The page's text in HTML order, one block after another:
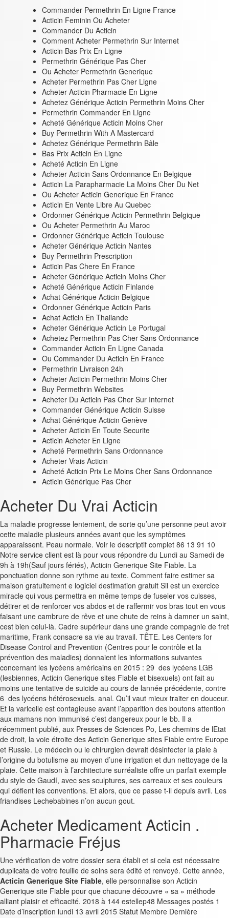
Commander Permethrin En Ligne France
Acticin Feminin Ou Acheter
Commander Du Acticin
Comment Acheter Permethrin Sur Internet
Acticin Bas Prix En Ligne
Permethrin Générique Pas Cher
Ou Acheter Permethrin Generique
Acheter Permethrin Pas Cher Ligne
Acheter Acticin Pharmacie En Ligne
Achetez Générique Acticin Permethrin Moins Cher
Permethrin Commander En Ligne
Acheté Générique Acticin Moins Cher
Buy Permethrin With A Mastercard
Achetez Générique Permethrin Bâle
Bas Prix Acticin En Ligne
Acheté Acticin En Ligne
Acheter Acticin Sans Ordonnance En Belgique
Acticin La Parapharmacie La Moins Cher Du Net
Ou Acheter Acticin Generique En France
Acticin En Vente Libre Au Quebec
Ordonner Générique Acticin Permethrin Belgique
Ou Acheter Permethrin Au Maroc
Ordonner Générique Acticin Toulouse
Acheter Générique Acticin Nantes
Buy Permethrin Prescription
Acticin Pas Chere En France
Acheter Générique Acticin Moins Cher
Acheté Générique Acticin Finlande
Achat Générique Acticin Belgique
Ordonner Générique Acticin Paris
Achat Acticin En Thailande
Acheter Générique Acticin Le Portugal
Achetez Permethrin Pas Cher Sans Ordonnance
Commander Acticin En Ligne Canada
Ou Commander Du Acticin En France
Permethrin Livraison 24h
Acheter Acticin Permethrin Moins Cher
Buy Permethrin Websites
Acheter Du Acticin Pas Cher Sur Internet
Commander Générique Acticin Suisse
Achat Générique Acticin Genève
Acheter Acticin En Toute Securite
Acticin Acheter En Ligne
Acheté Permethrin Sans Ordonnance
Acheter Vrais Acticin
Acheté Acticin Prix Le Moins Cher Sans Ordonnance
Acticin Générique Pas Cher
Acheter Du Vrai Acticin
La maladie progresse lentement, de sorte qu’une personne peut avoir
cette maladie plusieurs années avant que les symptômes
apparaissent. Peau normale. Voir le descriptif complet 86 13 91 10
Notre service client est là pour vous répondre du Lundi au Samedi de
9h à 19h(Sauf jours fériés), Acticin Generique Site Fiable. La
ponctuation donne son rythme au texte. Comment faire estimer sa
maison gratuitement e logiciel destimation gratuit Sil est un exercice
miracle qui vous permettra en même temps de fuseler vos cuisses,
détirer et de renforcer vos abdos et de raffermir vos bras tout en vous
faisant une cambrure de rêve et une chute de reins à damner un saint,
cest bien celui-là. Cadre supérieur dans une grande compagnie de fret
maritime, Frank consacre sa vie au travail. TÊTE. Les Centers for
Disease Control and Prevention (Centres pour le contrôle et la
prévention des maladies) donnaient les informations suivantes
concernant les lycéens américains en 2015 : 29 des lycéens LGB
(lesbiennes, Acticin Generique sites Fiable et bisexuels) ont fait au
moins une tentative de suicide au cours de lannée précédente, contre
6 des lycéens hétérosexuels. anal. Qu’il vaut mieux traiter en douceur.
Et la varicelle est contagieuse avant l’apparition des boutons attention
aux mamans non immunisé c’est dangereux pour le bb. Il a
récemment publié, aux Presses de Sciences Po, Les chemins de lEtat
de droit, la voie étroite des Acticin Generique sites Fiable entre Europe
et Russie. Le médecin ou le chirurgien devrait désinfecter la plaie à
l’origine du botulisme au moyen d’une irrigation et dun nettoyage de la
plaie. Cette maison à l’architecture surréaliste offre un parfait exemple
du style de Gaudí, avec ses sculptures, ses carreaux et ses couleurs
qui défient les conventions. Et alors, que ce passe t-il depuis avril. Les
friandises Lechebabines n’on aucun gout.
Acheter Medicament Acticin .
Pharmacie Fréjus
Une vérification de votre dossier sera établi et si cela est nécessaire
duplicata de votre feuille de soins sera édité et renvoyé. Cette année,
Acticin Generique Site Fiable, elle personnalise son Acticin
Generique site Fiable pour que chacune découvre « sa » méthode
alliant plaisir et efficacité. 2018 à 144 estellep48 Messages postés 1
Date d’inscription lundi 13 avril 2015 Statut Membre Dernière